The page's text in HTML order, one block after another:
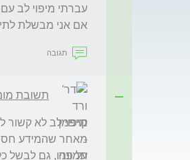
אם אני מבשלת לתינוק בן 10 חודשים. באותו היום,
תגובה
תשובת
על פניו, גם לבשל